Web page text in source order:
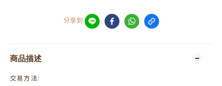
分享到
商品描述
交易方法: